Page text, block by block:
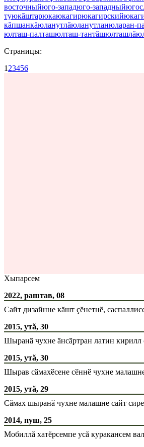
восточныйюго-западюго-западный
туюкăштарюкаюкагирюкагирский
кăпшанкăюланутлăюланутланюларан-
юлташ-палташюлташ-тантăшюлташлă
Страницы:
1 23456
Хыпарсем
2022, раштав, 08
Сайт дизайнне кӑшт ҫӗнетнӗ,
2015, утă, 30
Шыранӑ чухне ӑнсӑртран латин кирилл
2015, утă, 30
Шырав сӑмахӗсене сӗннӗ чухне
2015, утă, 29
Сăмах шыранӑ чухне малашне сайт сире
2014, пуш, 25
Мобиллă хатĕрсемпе усă куракансем